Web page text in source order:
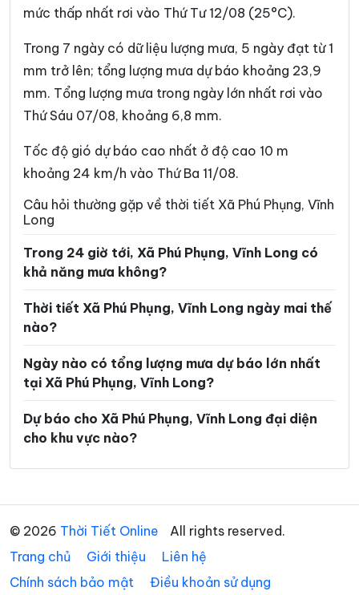
Xã Châu Hòa Xã Châu Hưng
Xã Châu Thành Xã Chợ Lách
Xã Đại An Xã Đại Điền
Xã Đôn Châu Xã Đông Hải
Xã Đồng Khởi Xã Giao Long
Xã Giồng Trôm Xã Hàm Giang
Xã Hiệp Mỹ Xã Hiếu Phụng
Xã Hòa Hiệp
Xã Hùng Hòa Xã Hưng Khánh Trung
Xã Hưng Mỹ
Xã Hương Mỹ Xã Lộc Thuận
Xã Long Hiệp Xã Long Hồ
Xã Long Hòa
Xã Lương Phú Xã Lưu Nghiệp Anh
Xã Mỏ Cày Xã Mỹ Chánh Hòa
Xã Mỹ Long Xã Mỹ Thuận
mức thấp nhất rơi vào Thứ Tư 12/08 (25°C).
Trong 7 ngày có dữ liệu lượng mưa, 5 ngày đạt từ 1
mm trở lên; tổng lượng mưa dự báo khoảng 23,9
mm. Tổng lượng mưa trong ngày lớn nhất rơi vào
Thứ Sáu 07/08, khoảng 6,8 mm.
Tốc độ gió dự báo cao nhất ở độ cao 10 m
khoảng 24 km/h vào Thứ Ba 11/08.
Câu hỏi thường gặp về thời tiết Xã Phú Phụng, Vĩnh
Long
Trong 24 giờ tới, Xã Phú Phụng, Vĩnh Long có
khả năng mưa không?
Thời tiết Xã Phú Phụng, Vĩnh Long ngày mai thế
nào?
Ngày nào có tổng lượng mưa dự báo lớn nhất
tại Xã Phú Phụng, Vĩnh Long?
Dự báo cho Xã Phú Phụng, Vĩnh Long đại diện
cho khu vực nào?
© 2026 Thời Tiết Online
All rights reserved.
Trang chủ
Giới thiệu
Liên hệ
Chính sách bảo mật
Điều khoản sử dụng